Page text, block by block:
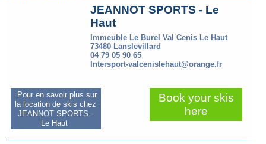
JEANNOT SPORTS - Le
Haut
Immeuble Le Burel Val Cenis Le Haut
73480 Lanslevillard
04 79 05 90 65
Intersport-valcenislehaut@orange.fr
Pour en savoir plus sur
la location de skis chez
JEANNOT SPORTS -
Le Haut
Book your skis
here